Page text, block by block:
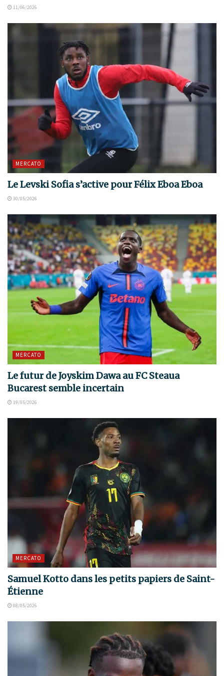
11/06/2026
MERCATO
Le Levski Sofia s’active pour Félix Eboa Eboa
30/05/2026
MERCATO
Le futur de Joyskim Dawa au FC Steaua
Bucarest semble incertain
19/05/2026
MERCATO
Samuel Kotto dans les petits papiers de Saint-
Étienne
08/05/2026